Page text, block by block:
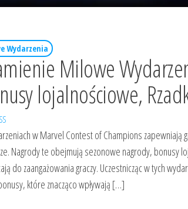
Wydarzenia
Milowe
lojalnościowe,
w Marvel Contest of Champions zapewniają
Nagrody te obejmują sezonowe nagrody, bonusy
do zaangażowania graczy. Uczestnicząc w tych
które znacząco wpływają […]